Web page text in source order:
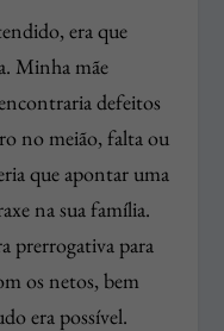
era que
Minha mãe
defeitos
no meião, falta ou
que apontar uma
na sua família.
prerrogativa para
os netos, bem
era possível.